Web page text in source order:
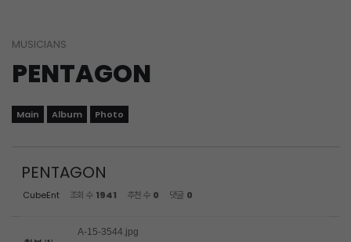
MUSICIANS
PENTAGON
Main Album Photo
PENTAGON
CubeEnt 조회 수 1941 추천 수 0 댓글 0
A-15-3544.jpg